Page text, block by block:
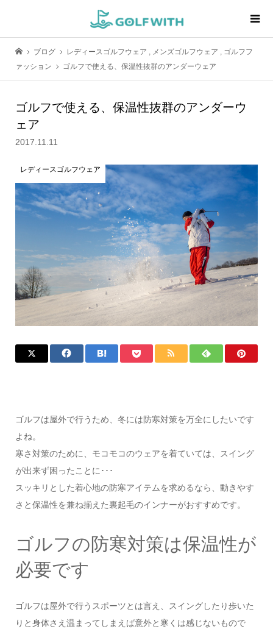
ブログ レディースゴルフウェア , メンズゴルフウェア , ゴルフフ
ァッション
ゴルフで使える、保温性抜群のアンダーウェア
ゴルフで使える、保温性抜群のアンダーウ
ェア
2017.11.11
レディースゴルフウェア
ゴルフは屋外で行うため、冬には防寒対策を万全にしたいです
よね。
寒さ対策のために、モコモコのウェアを着ていては、スイング
が出来ず困ったことに･･･
スッキリとした着心地の防寒アイテムを求めるなら、動きやす
さと保温性を兼ね揃えた裏起毛のインナーがおすすめです。
ゴルフの防寒対策は保温性が
必要です
ゴルフは屋外で行うスポーツとは言え、スイングしたり歩いた
りと身体さえ温まってしまえば意外と寒くは感じないもので